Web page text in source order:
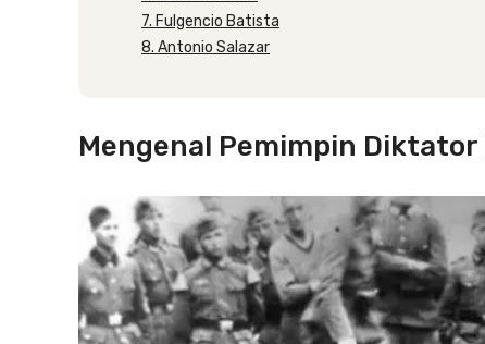
7. Fulgencio Batista
8. Antonio Salazar
Mengenal Pemimpin Diktator